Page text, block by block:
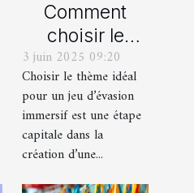
Comment
choisir le
thème parfait
pour votre
prochain jeu
d'évasion
immersif
3 juin 2025 09:20
Choisir le thème idéal
pour un jeu d’évasion
immersif est une étape
capitale dans la
création d’une...